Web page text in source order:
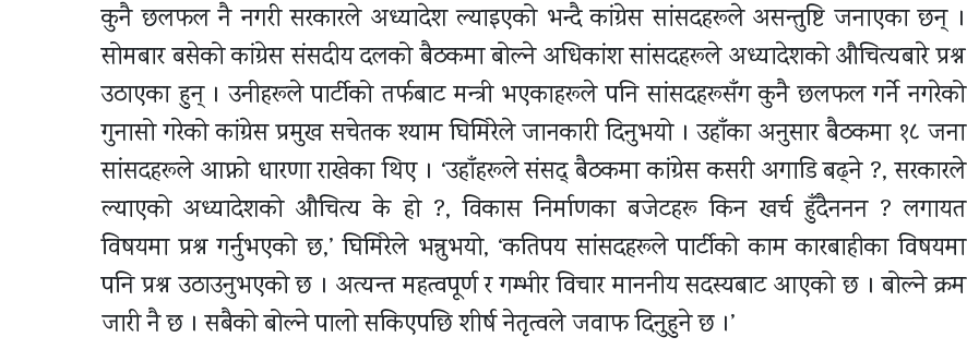
कुनै छलफल नै नगरी सरकारले अध्यादेश ल्याइएको भन्दै कांग्रेस सांसदहरूले असन्तुष्टि जनाएका छन् ।
सोमबार बसेको कांग्रेस संसदीय दलको बैठकमा बोल्ने अधिकांश सांसदहरूले अध्यादेशको औचित्यबारे प्रश्न
उठाएका हुन् । उनीहरूले पार्टीको तर्फबाट मन्त्री भएकाहरूले पनि सांसदहरूसँग कुनै छलफल गर्ने नगरेको
गुनासो गरेको कांग्रेस प्रमुख सचेतक श्याम घिमिरेले जानकारी दिनुभयो । उहाँका अनुसार बैठकमा १८ जना
सांसदहरूले आफ्नो धारणा राखेका थिए । ‘उहाँहरूले संसद् बैठकमा कांग्रेस कसरी अगाडि बढ्ने ?, सरकारले
ल्याएको अध्यादेशको औचित्य के हो ?, विकास निर्माणका बजेटहरू किन खर्च हुँदैननन ? लगायत
विषयमा प्रश्न गर्नुभएको छ,’ घिमिरेले भन्नुभयो, ‘कतिपय सांसदहरूले पार्टीको काम कारबाहीका विषयमा
पनि प्रश्न उठाउनुभएको छ । अत्यन्त महत्वपूर्ण र गम्भीर विचार माननीय सदस्यबाट आएको छ । बोल्ने क्रम
जारी नै छ । सबैको बोल्ने पालो सकिएपछि शीर्ष नेतृत्वले जवाफ दिनुहुने छ ।’